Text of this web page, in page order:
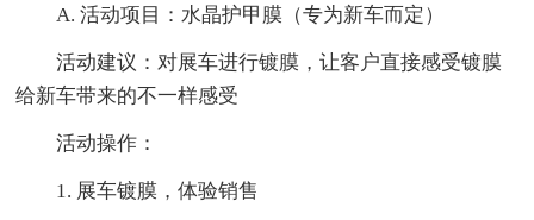
A. 活动项目：水晶护甲膜（专为新车而定）
活动建议：对展车进行镀膜，让客户直接感受镀膜
给新车带来的不一样感受
活动操作：
1. 展车镀膜，体验销售